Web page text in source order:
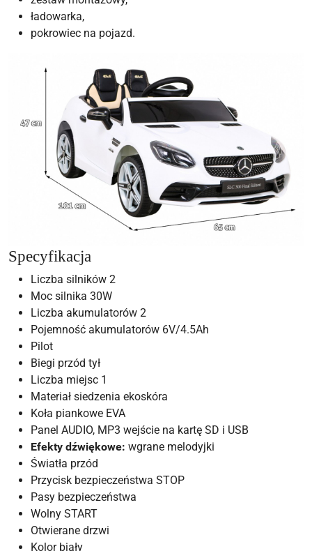
ładowarka,
pokrowiec na pojazd.
Specyfikacja
Liczba silników 2
Moc silnika 30W
Liczba akumulatorów 2
Pojemność akumulatorów 6V/4.5Ah
Pilot
Biegi przód tył
Liczba miejsc 1
Materiał siedzenia ekoskóra
Koła piankowe EVA
Panel AUDIO, MP3 wejście na kartę SD i USB
Efekty dźwiękowe: wgrane melodyjki
Światła przód
Przycisk bezpieczeństwa STOP
Pasy bezpieczeństwa
Wolny START
Otwierane drzwi
Kolor biały